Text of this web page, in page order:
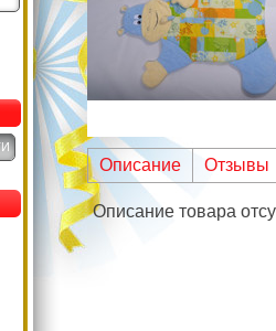
Описание Отзывы
Описание товара